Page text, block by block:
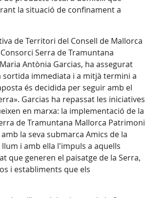
la situació de confinament a
de Territori del Consell de Mallorca
Serra de Tramuntana
Antònia Garcias, ha assegurat
sortida immediata i a mitjà termini a
és decidida per seguir amb el
Garcias ha repassat les iniciatives
en marxa: la implementació de la
de Tramuntana Mallorca Patrimoni
la seva submarca Amics de la
i amb ella l'impuls a aquells
que generen el paisatge de la Serra,
i establiments que els